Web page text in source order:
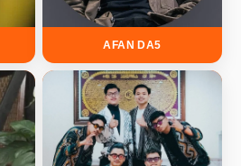
AFAN DA5